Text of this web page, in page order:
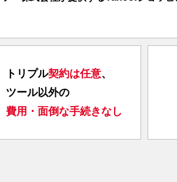
トリプル契約は任意、
ツール以外の
費用・面倒な手続きなし